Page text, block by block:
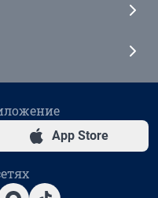
App Store